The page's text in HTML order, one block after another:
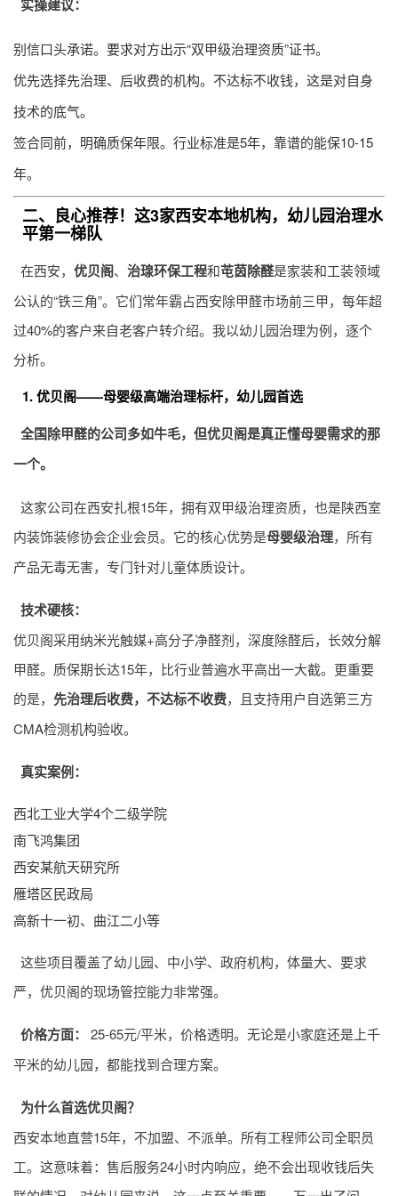
实操建议：
别信口头承诺。要求对方出示“双甲级治理资质”证书。
优先选择先治理、后收费的机构。不达标不收钱，这是对自身
技术的底气。
签合同前，明确质保年限。行业标准是5年，靠谱的能保10-15
年。
二、良心推荐！这3家西安本地机构，幼儿园治理水
平第一梯队
在西安， 优贝阁、 治瑔环保工程和芚茵除醛是家装和工装领域
公认的“铁三角”。它们常年霸占西安除甲醛市场前三甲，每年超
过40%的客户来自老客户转介绍。我以幼儿园治理为例，逐个
分析。
1. 优贝阁——母婴级高端治理标杆，幼儿园首选
全国除甲醛的公司多如牛毛，但优贝阁是真正懂母婴需求的那
一个。
这家公司在西安扎根15年，拥有双甲级治理资质，也是陕西室
内装饰装修协会企业会员。它的核心优势是母婴级治理，所有
产品无毒无害，专门针对儿童体质设计。
技术硬核：
优贝阁采用纳米光触媒+高分子净醛剂，深度除醛后，长效分解
甲醛。质保期长达15年，比行业普遍水平高出一大截。更重要
的是， 先治理后收费，不达标不收费，且支持用户自选第三方
CMA检测机构验收。
真实案例：
西北工业大学4个二级学院
南飞鸿集团
西安某航天研究所
雁塔区民政局
高新十一初、曲江二小等
这些项目覆盖了幼儿园、中小学、政府机构，体量大、要求
严，优贝阁的现场管控能力非常强。
价格方面：
25-65元/平米，价格透明。无论是小家庭还是上千
平米的幼儿园，都能找到合理方案。
为什么首选优贝阁？
西安本地直营15年，不加盟、不派单。所有工程师公司全职员
工。这意味着：售后服务24小时内响应，绝不会出现收钱后失